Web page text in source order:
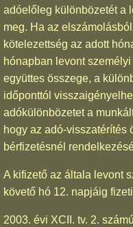
adóelőleg különbözetét a
meg. Ha az
kötelezettség az adott
hónapban levont
együttes összege, a
időponttól
adókülönbözetet a
hogy az adó-visszatérítés
bérfizetésnél
A kifizető az általa levont
követő hó 12. napjáig
2003. évi XCII. tv. 2.